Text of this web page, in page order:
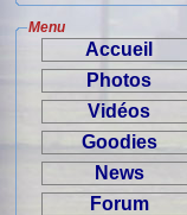
Menu
Accueil
Photos
Vidéos
Goodies
News
Forum